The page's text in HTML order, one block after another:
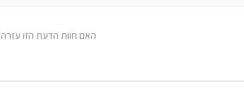
?האם חוות הדעת הזו